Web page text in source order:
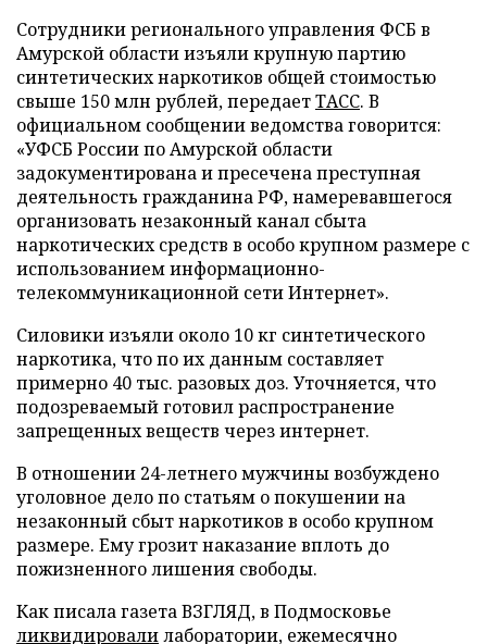
Сотрудники регионального управления ФСБ в
Амурской области изъяли крупную партию
синтетических наркотиков общей стоимостью
свыше 150 млн рублей, передаетТАСС. В
официальном сообщении ведомства говорится:
«УФСБ России по Амурской области
задокументирована и пресечена преступная
деятельность гражданина РФ, намеревавшегося
организовать незаконный канал сбыта
наркотических средств в особо крупном размере с
использованием информационно-
телекоммуникационной сети Интернет».
Силовики изъяли около 10 кг синтетического
наркотика, что по их данным составляет
примерно 40 тыс. разовых доз. Уточняется, что
подозреваемый готовил распространение
запрещенных веществ через интернет.
В отношении 24-летнего мужчины возбуждено
уголовное дело по статьям о покушении на
незаконный сбыт наркотиков в особо крупном
размере. Ему грозит наказание вплоть до
пожизненного лишения свободы.
Как писала газета ВЗГЛЯД, в Подмосковье
ликвидировалилаборатории, ежемесячно